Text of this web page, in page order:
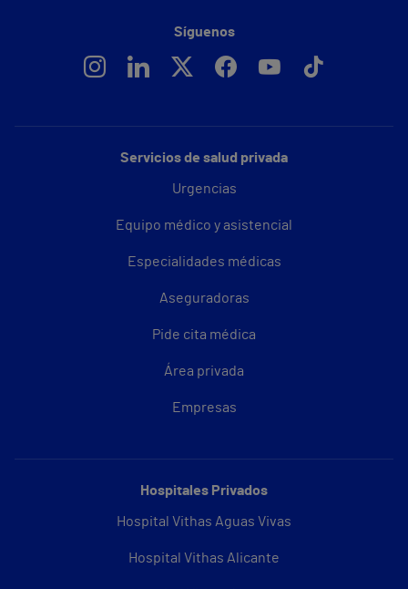
Servicios de salud privada
Urgencias
Equipo médico y asistencial
Especialidades médicas
Aseguradoras
Pide cita médica
Área privada
Empresas
Hospitales Privados
Hospital Vithas Aguas Vivas
Hospital Vithas Alicante
Síguenos